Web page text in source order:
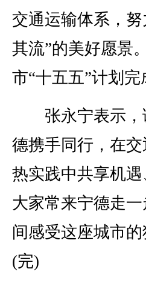
交通运输体系，
其流”的美好愿景
市“十五五”计划
张永宁表示，
德携手同行，在
热实践中共享机
大家常来宁德走
间感受这座城市
(完)